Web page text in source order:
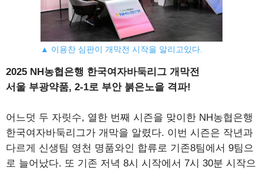
▲ 이용찬 심판이 개막전 시작을 알리고있다.
2025 NH농협은행 한국여자바둑리그 개막전
서울 부광약품, 2-1로 부안 붉은노을 격파!
어느덧 두 자릿수, 열한 번째 시즌을 맞이한 NH농협은행
한국여자바둑리그가 개막을 알렸다. 이번 시즌은 작년과
다르게 신생팀 영천 명품와인 합류로 기존8팀에서 9팀으
로 늘어났다. 또 기존 저녁 8시 시작에서 7시 30분 시작으